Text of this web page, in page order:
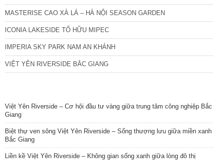
MASTERISE CAO XÀ LÁ – HÀ NỘI SEASON GARDEN
ICONIA LAKESIDE TỐ HỮU MIPEC
IMPERIA SKY PARK NAM AN KHÁNH
VIỆT YÊN RIVERSIDE BẮC GIANG
Việt Yên Riverside – Cơ hội đầu tư vàng giữa trung tâm công nghiệp Bắc
Giang
Biệt thự ven sông Việt Yên Riverside – Sống thượng lưu giữa miền xanh
Bắc Giang
Liền kề Việt Yên Riverside – Không gian sống xanh giữa lòng đô thị